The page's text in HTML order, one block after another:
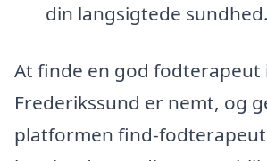
din langsigtede sundhed.
At finde en god fodterapeut
Frederikssund er nemt, og
platformen find-